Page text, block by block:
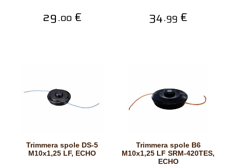
29.00 € 34.99 €
Trimmera spole DS-5
M10x1,25 LF, ECHO
Trimmera spole B6
M10x1,25 LF SRM-420TES,
ECHO